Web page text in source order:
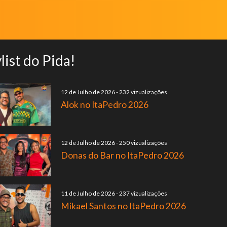
do Pida!
12 de Julho de 2026-232 vizualizações
Alok no ItaPedro 2026
12 de Julho de 2026-250 vizualizações
Donas do Bar no ItaPedro 2026
11 de Julho de 2026-237 vizualizações
Mikael Santos no ItaPedro 2026